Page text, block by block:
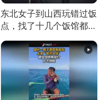
东北女子到山西玩错过饭
点，找了十几个饭馆都没
开门：午休到几点